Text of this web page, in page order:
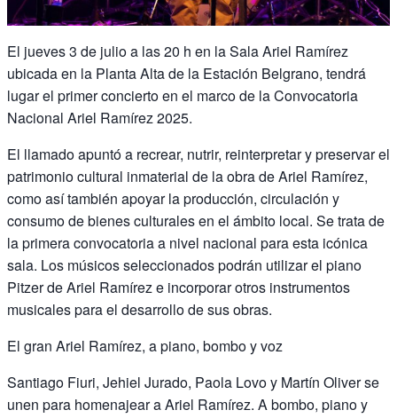
El jueves 3 de julio a las 20 h en la Sala Ariel Ramírez
ubicada en la Planta Alta de la Estación Belgrano, tendrá
lugar el primer concierto en el marco de la Convocatoria
Nacional Ariel Ramírez 2025.
El llamado apuntó a recrear, nutrir, reinterpretar y preservar el
patrimonio cultural inmaterial de la obra de Ariel Ramírez,
como así también apoyar la producción, circulación y
consumo de bienes culturales en el ámbito local. Se trata de
la primera convocatoria a nivel nacional para esta icónica
sala. Los músicos seleccionados podrán utilizar el piano
Pitzer de Ariel Ramírez e incorporar otros instrumentos
musicales para el desarrollo de sus obras.
El gran Ariel Ramírez, a piano, bombo y voz
Santiago Fiuri, Jehiel Jurado, Paola Lovo y Martín Oliver se
unen para homenajear a Ariel Ramírez. A bombo, piano y